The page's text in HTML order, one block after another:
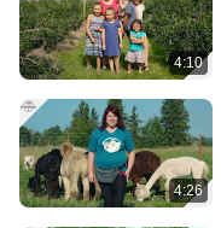
4:10
4:26